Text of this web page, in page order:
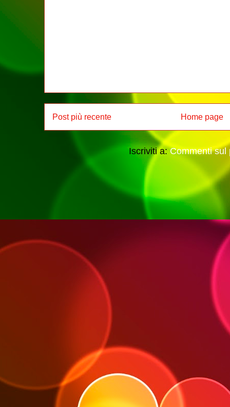
Post più recente Home page
Iscriviti a: Commenti sul